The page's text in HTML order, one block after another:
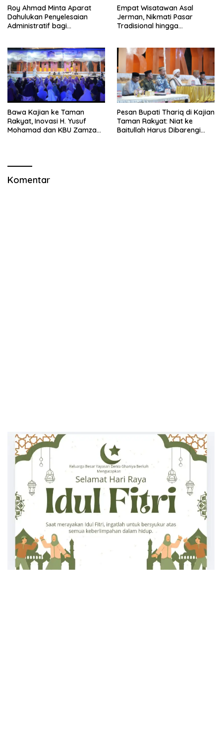
Roy Ahmad Minta Aparat
Dahulukan Penyelesaian
Administratif bagi
Empat Wisatawan Asal
Jerman, Nikmati Pasar
Tradisional hingga
Bawa Kajian ke Taman
Rakyat, Inovasi H. Yusuf
Mohamad dan KBU Zamzam
Pesan Bupati Thariq di Kajian
Taman Rakyat: Niat ke
Baitullah Harus Dibarengi
Komentar